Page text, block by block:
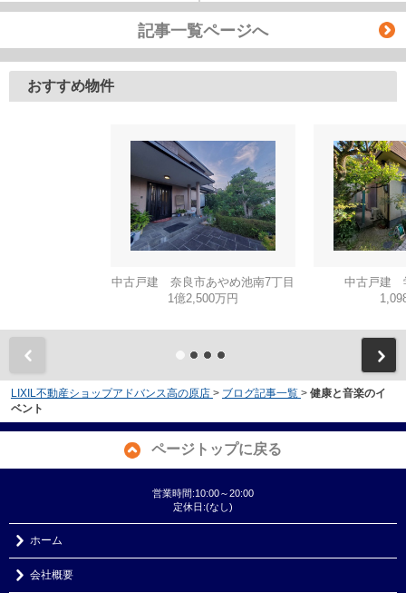
記事一覧ページへ
おすすめ物件
中古戸建 奈良市あやめ池南7丁目
1億2,500万円
中古戸建
LIXIL不動産ショップアドバンス高の原店 > ブログ記事一覧 > 健康と音楽のイ
ベント
ページトップに戻る
営業時間:10:00～20:00
定休日:(なし)
ホーム
会社概要